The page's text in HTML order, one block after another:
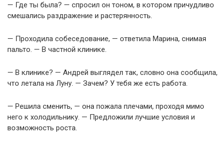
— Где ты была? — спросил он тоном, в котором причудливо
смешались раздражение и растерянность.
— Проходила собеседование, — ответила Марина, снимая
пальто. — В частной клинике.
— В клинике? — Андрей выглядел так, словно она сообщила,
что летала на Луну. — Зачем? У тебя же есть работа.
— Решила сменить, — она пожала плечами, проходя мимо
него к холодильнику. — Предложили лучшие условия и
возможность роста.